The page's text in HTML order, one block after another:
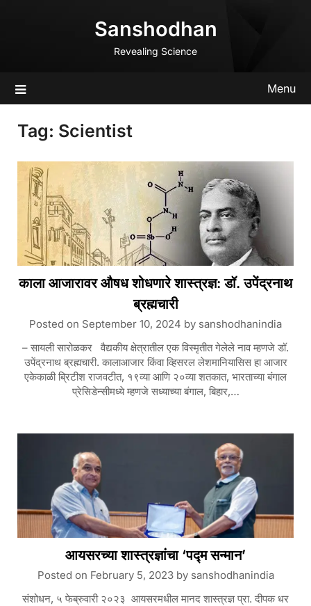
Sanshodhan
Revealing Science
Menu
Tag: Scientist
काला आजारावर औषध शोधणारे शास्त्रज्ञ: डॉ. उपेंद्रनाथ
ब्रह्मचारी
Posted on September 10, 2024 by sanshodhanindia
– सायली सारोळकर वैद्यकीय क्षेत्रातील एक विस्मृतीत गेलेले नाव म्हणजे डॉ.
उपेंद्रनाथ ब्रह्मचारी. कालाआजार किंवा व्हिसरल लेशमानियासिस हा आजार
एकेकाळी ब्रिटीश राजवटीत, १९व्या आणि २०व्या शतकात, भारताच्या बंगाल
प्रेसिडेन्सीमध्ये म्हणजे सध्याच्या बंगाल, बिहार,…
आयसरच्या शास्त्रज्ञांचा ‘पद्म सन्मान’
Posted on February 5, 2023by sanshodhanindia
संशोधन, ५ फेब्रुवारी २०२३ आयसरमधील मानद शास्त्रज्ञ प्रा. दीपक धर